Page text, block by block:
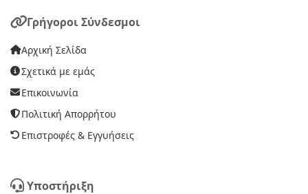
Γρήγοροι Σύνδεσμοι
Αρχική Σελίδα
Σχετικά με εμάς
Επικοινωνία
Πολιτική Απορρήτου
Επιστροφές & Εγγυήσεις
Υποστήριξη